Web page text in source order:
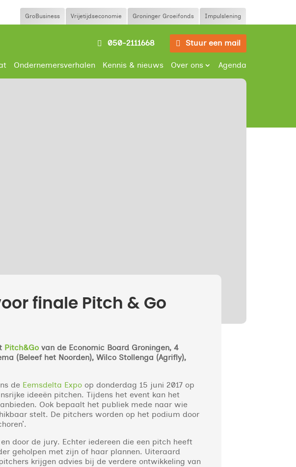
GroBusiness Vrijetijdseconomie Groninger Groeifonds Impulslening
050-2111668 Stuur een mail
Ondernemersverhalen Kennis & nieuws Over ons Agenda
finale Pitch & Go
Pitch&Go van de Economic Board Groningen, 4
(Beleef het Noorden), Wilco Stollenga (Agrifly),
de Eemsdelta Expo op donderdag 15 juni 2017 op
ideeën pitchen. Tijdens het event kan het
Ook bepaalt het publiek mede naar wie
stelt. De pitchers worden op het podium door
door de jury. Echter iedereen die een pitch heeft
geholpen met zijn of haar plannen. Uiteraard
krijgen advies bij de verdere ontwikkeling van